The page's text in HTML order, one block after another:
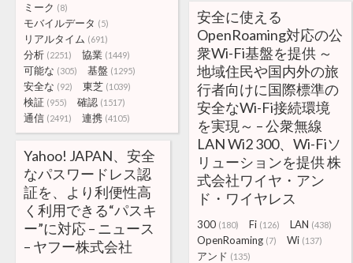
ミーク (8)
モバイルデータ (5)
リアルタイム (691)
分析 (2251) 協業 (1449)
可能な (305) 基盤 (1295)
安全な (92) 東芝 (1039)
検証 (955) 確認 (1517)
通信 (2491) 連携 (4105)
安全に使える
OpenRoaming対応の公
衆Wi-Fi基盤を提供 ～
地域住民や国内外の旅
行者向けに国際標準の
安全なWi-Fi接続環境
を実現～ – 公衆無線
LAN Wi2 300、Wi-Fiソ
リューションを提供 株
式会社ワイヤ・アン
ド・ワイヤレス
300 (180) Fi (126) LAN (438)
OpenRoaming (7) Wi (137)
アンド (135)
Yahoo! JAPAN、安全
なパスワードレス認
証を、より利便性高
く利用できる“パスキ
ー”に対応 – ニュース
– ヤフー株式会社